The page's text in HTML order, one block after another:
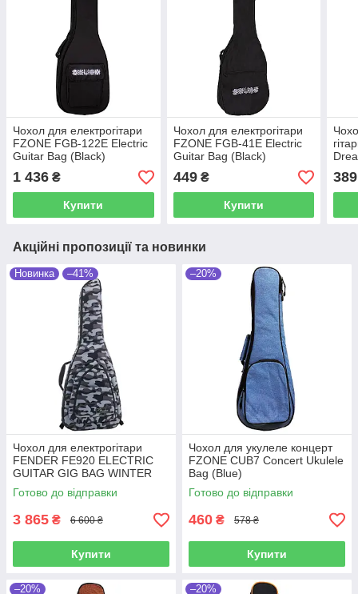
Чохол для електрогітари
FZONE FGB-122E Electric
Guitar Bag (Black)
1 436 ₴
Купити
Чохол для електрогітари
FZONE FGB-41E Electric
Guitar Bag (Black)
449₴
Купити
389
Акційні пропозиції та новинки
Новинка –41%
Чохол для електрогітари
FENDER FE920 ELECTRIC
GUITAR GIG BAG WINTER
CAMO
Готово до відправки
3 865 ₴ 6 600 ₴
Купити
–20%
Чохол для укулеле концерт
FZONE CUB7 Concert Ukulele
Bag (Blue)
Готово до відправки
460 ₴ 578 ₴
Купити
–20% –20%